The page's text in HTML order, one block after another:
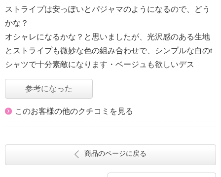
ストライプは安っぽいとパジャマのようになるので、どう
かな？
オシャレになるかな？と思いましたが、光沢感のある生地
とストライプも微妙な色の組み合わせで、シンプルな白のt
シャツで十分素敵になります・ベージュも欲しいデス
参考になった
このお客様の他のクチコミを見る
商品のページに戻る